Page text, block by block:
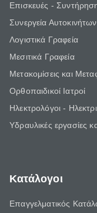
Επισκευές -
Συνεργεία Αυτοκινήτων
Λογιστικά Γραφεία
Μεσιτικά Γραφεία
Μετακομίσεις και
Ορθοπαιδικοί Ιατροί
Ηλεκτρολόγοι -
Υδραυλικές εργασίες
Κατάλογοι
Επαγγελματικός